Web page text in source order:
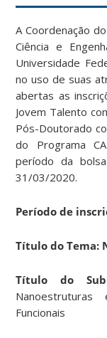
A Coordenação
Ciência e
Universidade
no uso de suas
abertas as
Jovem Talento
Pós-Doutorado
do Programa
período da
31/03/2020.
Período de
Título do Tema:
Título do
Funcionais